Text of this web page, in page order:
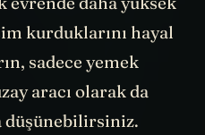
kurduklarını hayal
sadece yemek
aracı olarak da
düşünebilirsiniz.